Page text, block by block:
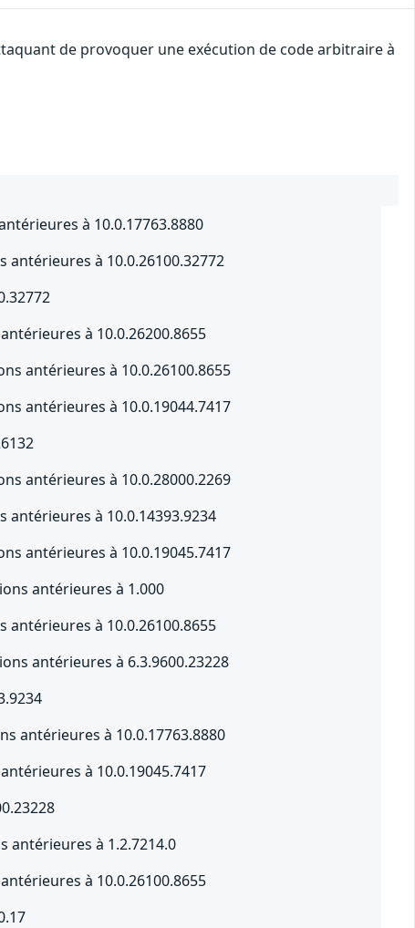
de provoquer une exécution de code arbitraire à
à 10.0.17763.8880
antérieures à 10.0.26100.32772
à 10.0.26200.8655
antérieures à 10.0.26100.8655
antérieures à 10.0.19044.7417
antérieures à 10.0.28000.2269
antérieures à 10.0.14393.9234
antérieures à 10.0.19045.7417
antérieures à 1.000
antérieures à 10.0.26100.8655
antérieures à 6.3.9600.23228
antérieures à 10.0.17763.8880
à 10.0.19045.7417
antérieures à 1.2.7214.0
à 10.0.26100.8655